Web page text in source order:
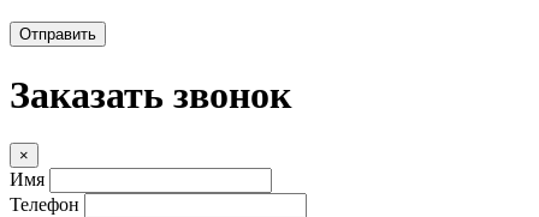
Отправить
Заказать звонок
×
Имя
Телефон